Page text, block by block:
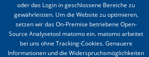
oder das Login in geschlossene Bereiche zu
gewährleisten. Um die Website zu optimieren,
setzen wir das On-Premise betriebene Open-
Source Analysetool matomo ein. matomo arbeitet
bei uns ohne Tracking-Cookies. Genauere
Informationen und die Widerspruchsmöglichkeiten